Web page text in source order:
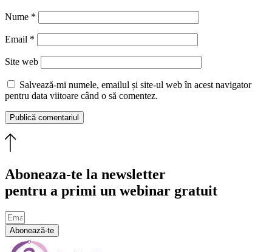
Nume *
Email *
Site web
Salvează-mi numele, emailul și site-ul web în acest navigator
pentru data viitoare când o să comentez.
Aboneaza-te la newsletter
pentru a primi un webinar gratuit
Abonează-te